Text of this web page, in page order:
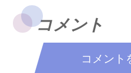
コメント
コメント